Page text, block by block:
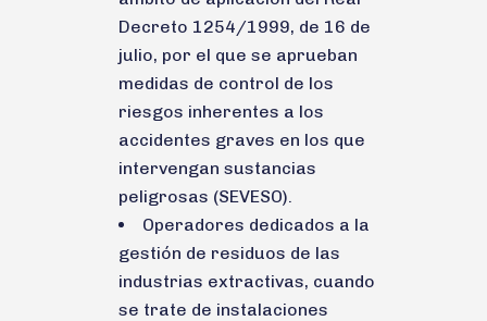
Decreto 1254/1999, de 16 de
julio, por el que se aprueban
medidas de control de los
riesgos inherentes a los
accidentes graves en los que
intervengan sustancias
peligrosas (SEVESO).
Operadores dedicados a la
gestión de residuos de las
industrias extractivas, cuando
se trate de instalaciones